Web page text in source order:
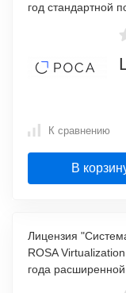
год стандартной
К сравнению
В
Лицензия
ROSA
года